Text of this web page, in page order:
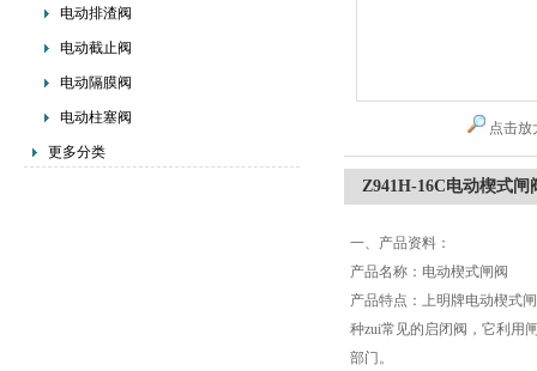
电动排渣阀
电动截止阀
电动隔膜阀
电动柱塞阀
更多分类
点击放
Z941H-16C电动楔式闸
一、产品资料：
产品名称：电动楔式闸阀
产品特点：上明牌电动楔式
种zui常见的启闭阀，它利用
部门。